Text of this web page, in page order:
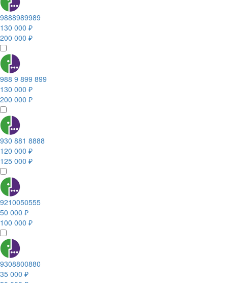
9888989989
130 000 ₽
200 000 ₽
988 9 899 899
130 000 ₽
200 000 ₽
930 881 8888
120 000 ₽
125 000 ₽
9210050555
50 000 ₽
100 000 ₽
9308800880
35 000 ₽